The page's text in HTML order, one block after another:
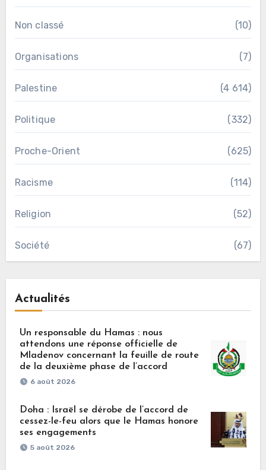
Non classé (10)
Organisations (7)
Palestine (4 614)
Politique (332)
Proche-Orient (625)
Racisme (114)
Religion (52)
Société (67)
Actualités
Un responsable du Hamas : nous
attendons une réponse officielle de
Mladenov concernant la feuille de route
de la deuxième phase de l’accord
6 août 2026
Doha : Israël se dérobe de l’accord de
cessez-le-feu alors que le Hamas honore
ses engagements
5 août 2026